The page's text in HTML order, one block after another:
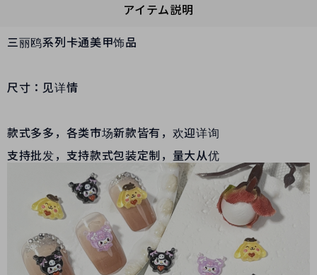
アイテム説明
三丽鸥系列卡通美甲饰品
尺寸：见详情
款式多多，各类市场新款皆有，欢迎详询
支持批发，支持款式包装定制，量大从优